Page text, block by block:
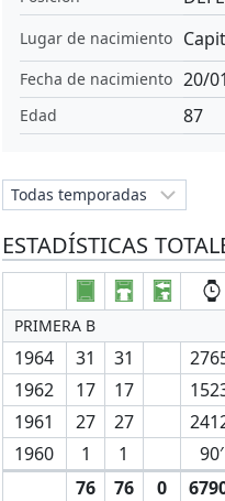
Lugar de nacimiento
Fecha de nacimiento 20/
Edad 87
ESTADÍSTICAS
PRIMERA B
1964 31 31
1962
17 17
1961
27 27
1960
1 1
90′
76
76 0